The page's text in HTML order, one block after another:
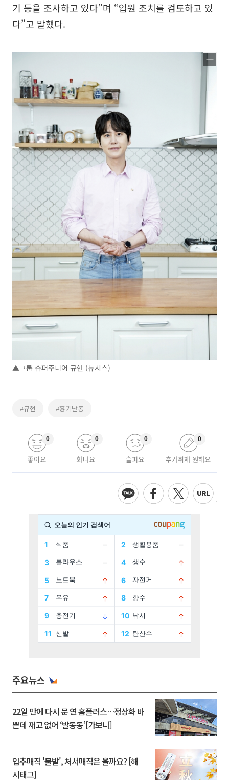
기 등을 조사하고 있다”며 “입원 조치를 검토하고 있
다”고 말했다.
▲그룹 슈퍼주니어 규현 (뉴시스)
#규현 #흉기난동
좋아요
0
화나요
0
슬퍼요
0
추가취재 원해요
0
주요뉴스
22일 만에 다시 문 연 홈플러스…정상화 바
쁜데 재고 없어 ‘발동동’[가보니]
입추매직 '불발', 처서매직은 올까요? [해
시태그]